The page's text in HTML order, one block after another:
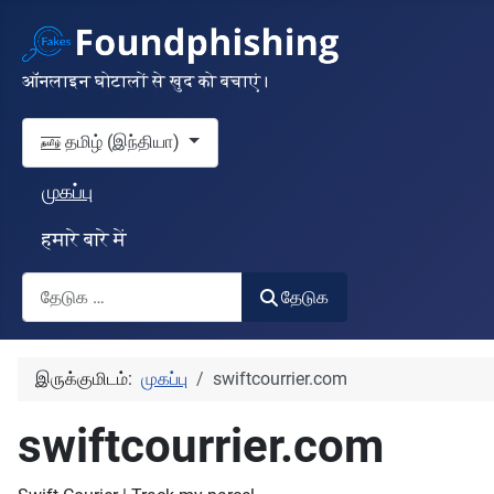
ऑनलाइन घोटालों से खुद को बचाएं।
தங்கள் மொழியைத் தேர்வுசெய்யவும்
தமிழ் (இந்தியா)
முகப்பு
हमारे बारे में
தேடுக
தேடுக
இருக்குமிடம்: முகப்பு swiftcourrier.com
swiftcourrier.com